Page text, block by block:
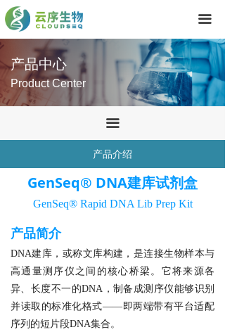
끀
首页
技术服务
产品中心
关于我们
联系我们
产品中心
Product Center
끀
产品介绍
GenSeq® DNA建库试剂盒
GenSeq® Rapid DNA Lib Prep Kit
产品简介
DNA建库，或称文库构建，是连接生物样本与
高通量测序仪之间的核心桥梁。它将来源各
异、长度不一的DNA，制备成测序仪能够识别
并读取的标准化格式——即两端带有平台适配
序列的短片段DNA集合。